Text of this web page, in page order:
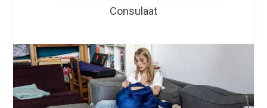
Consulaat